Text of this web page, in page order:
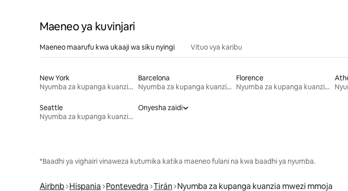
Maeneo ya kuvinjari
Maeneo maarufu kwa ukaaji wa siku nyingi Vituo vya karibu
New York
Nyumba za kupanga kuanzia mwezi mmoja
Barcelona
Nyumba za kupanga kuanzia mwezi mmoja
Florence
Nyumba za kupanga kuanzia mwezi mmoja
Seattle
Nyumba za kupanga kuanzia mwezi mmoja
Onyesha zaidi
*Baadhi ya vighairi vinaweza kutumika katika maeneo fulani na kwa baadhi ya nyumba.
Airbnb Hispania Pontevedra Tirán Nyumba za kupanga kuanzia mwezi mmoja